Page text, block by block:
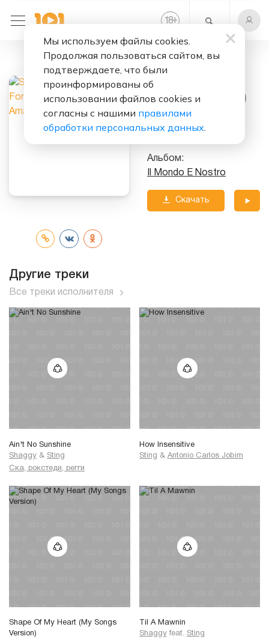
18+
For Her Love
(Sempre Amata)
Альбом:
Il Mondo E Nostro
Скачать
Другие треки
Все треки исполнителя
Ain't No Sunshine
Shaggy & Sting
Ска, рокстеди, регги
How Insensitive
Sting & Antonio Carlos Jobim
Shape Of My Heart (My Songs
Version)
Til A Mawnin
Shaggy feat. Sting
Мы используем файлы cookies.
Продолжая пользоваться сайтом, вы
подтверждаете, что были
проинформированы об
использовании файлов cookies и
согласны с нашими правилами
обработки персональных данных.